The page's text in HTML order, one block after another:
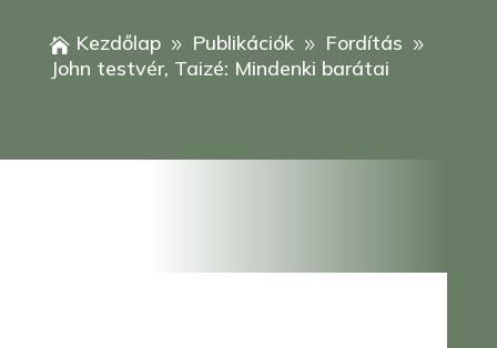
 Kezdőlap 9 Publikációk 9 Fordítás 9
John testvér, Taizé: Mindenki barátai